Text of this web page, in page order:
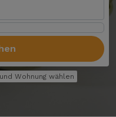
Wohnung wählen